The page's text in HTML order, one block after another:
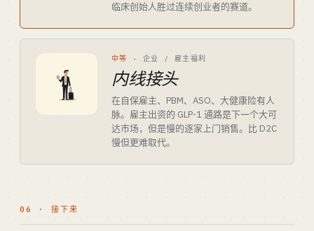
临床创始人胜过连续创业者的赛道。
中等 ·企业 / 雇主福利
内线接头
在自保雇主、PBM、ASO、大健康险有人
脉。雇主出资的 GLP-1 通路是下一个大可
达市场，但是慢的逐家上门销售。比 D2C
慢但更难取代。
06 · 接下来